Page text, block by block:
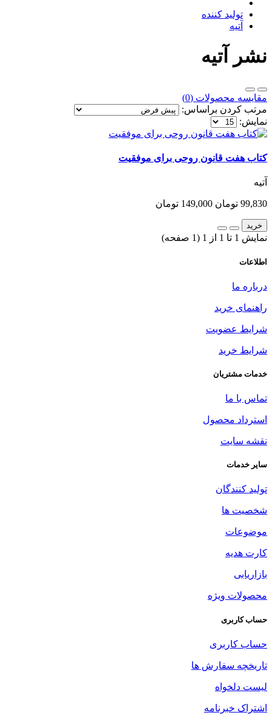
تولید کننده
آتیه
نشر آتیه
مقایسه محصولات (0)
مرتب کردن براساس:
نمایش:
کتاب هفت قانون روحی برای موفقیت
آتیه
99,830 تومان 149,000 تومان
خرید
نمایش 1 تا 1 از 1 (1 صفحه)
اطلاعات
درباره ما
راهنمای خرید
شرایط عضویت
شرایط خرید
خدمات مشتریان
تماس با ما
استرداد محصول
نقشه سایت
سایر خدمات
تولید کنندگان
شخصیت ها
موضوعات
کارت هدیه
بازاریابی
محصولات ویژه
حساب کاربری
حساب کاربری
تاریخچه سفارش ها
لیست دلخواه
اشتراک خبرنامه